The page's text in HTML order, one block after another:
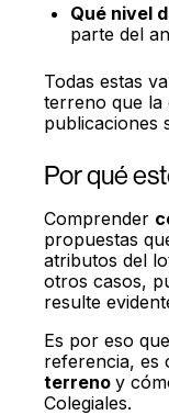
Qué nivel
parte del
Todas estas
terreno que la
publicaciones
Por qué
Comprender
propuestas
atributos del
otros casos,
resulte
Es por eso
referencia, es
terreno y
Colegiales.